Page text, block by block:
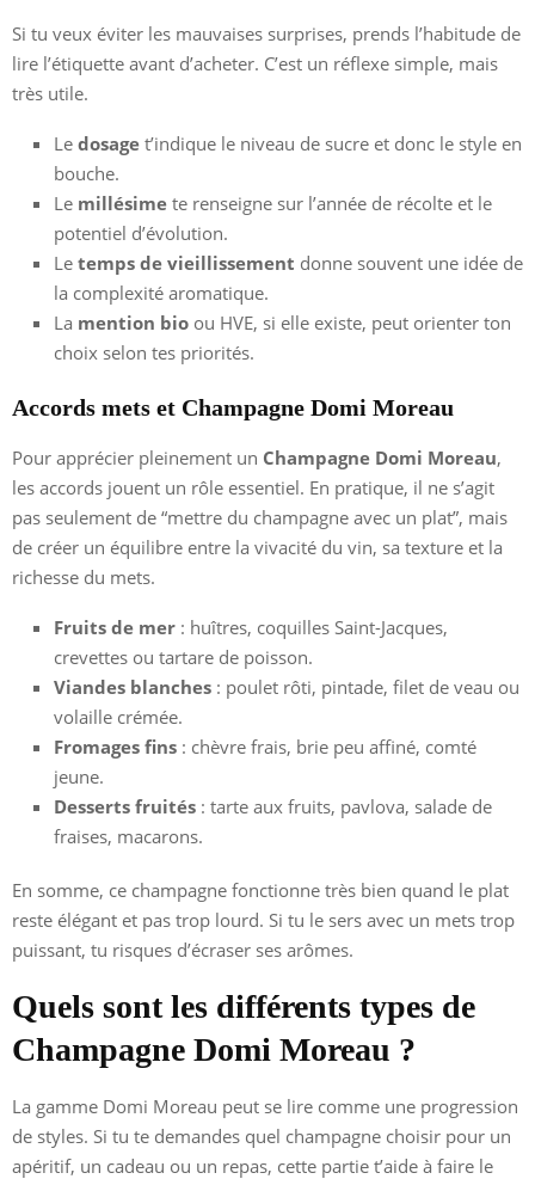
Si tu veux éviter les mauvaises surprises, prends l’habitude de
lire l’étiquette avant d’acheter. C’est un réflexe simple, mais
très utile.
Le dosage t’indique le niveau de sucre et donc le style en
bouche.
Le millésime te renseigne sur l’année de récolte et le
potentiel d’évolution.
Le temps de vieillissement donne souvent une idée de
la complexité aromatique.
La mention bio ou HVE, si elle existe, peut orienter ton
choix selon tes priorités.
Accords mets et Champagne Domi Moreau
Pour apprécier pleinement un Champagne Domi Moreau,
les accords jouent un rôle essentiel. En pratique, il ne s’agit
pas seulement de “mettre du champagne avec un plat”, mais
de créer un équilibre entre la vivacité du vin, sa texture et la
richesse du mets.
Fruits de mer : huîtres, coquilles Saint-Jacques,
crevettes ou tartare de poisson.
Viandes blanches : poulet rôti, pintade, filet de veau ou
volaille crémée.
Fromages fins : chèvre frais, brie peu affiné, comté
jeune.
Desserts fruités : tarte aux fruits, pavlova, salade de
fraises, macarons.
En somme, ce champagne fonctionne très bien quand le plat
reste élégant et pas trop lourd. Si tu le sers avec un mets trop
puissant, tu risques d’écraser ses arômes.
Quels sont les différents types de
Champagne Domi Moreau ?
La gamme Domi Moreau peut se lire comme une progression
de styles. Si tu te demandes quel champagne choisir pour un
apéritif, un cadeau ou un repas, cette partie t’aide à faire le